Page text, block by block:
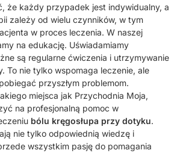
że każdy przypadek jest indywidualny, a
zależy od wielu czynników, w tym
w proces leczenia. W naszej
na edukację. Uświadamiamy
są regularne ćwiczenia i utrzymywanie
To nie tylko wspomaga leczenie, ale
przyszłym problemom.
miejsca jak Przychodnia Moja,
na profesjonalną pomoc w
bólu kręgosłupa przy dotyku.
nie tylko odpowiednią wiedzę i
wszystkim pasję do pomagania